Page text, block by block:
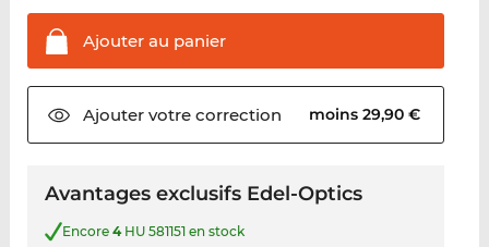
Ajouter au panier
Ajouter votrecorrection moins 29,90 €
Avantages exclusifs Edel-Optics
Encore 4HU 581151 en stock